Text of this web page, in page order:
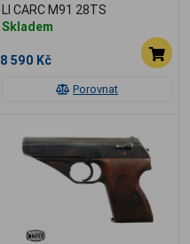
Porovnat
LI CARC M91 28TS
Skladem
8 590 Kč